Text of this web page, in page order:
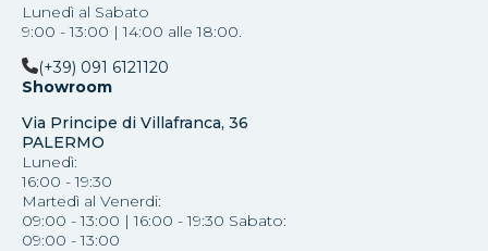
Lunedì al Sabato
9:00 - 13:00 | 14:00 alle 18:00.
(+39) 091 6121120
Showroom
Via Principe di Villafranca, 36
PALERMO
Lunedì:
16:00 - 19:30
Martedì al Venerdi:
09:00 - 13:00 | 16:00 - 19:30 Sabato:
09:00 - 13:00